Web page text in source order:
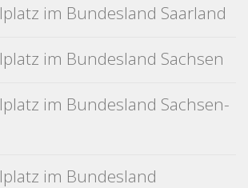
im Bundesland Saarland
im Bundesland Sachsen
im Bundesland Sachsen-
im Bundesland